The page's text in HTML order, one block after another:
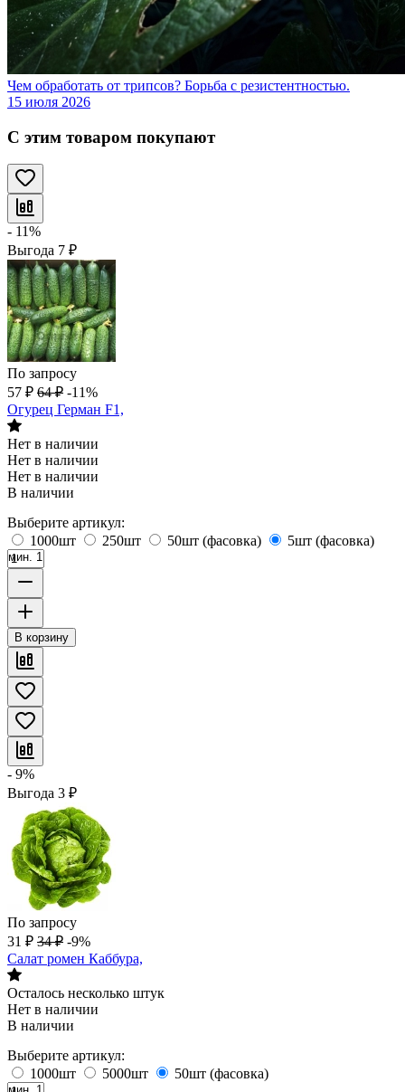
Чем обработать от трипсов? Борьба с резистентностью.
15 июля 2026
С этим товаром покупают
- 11%
Выгода 7 ₽
По запросу
57 ₽ 64 ₽ -11%
Огурец Герман F1,
Нет в наличии
Нет в наличии
Нет в наличии
В наличии
Выберите артикул:
1000шт
250шт 50шт (фасовка) 5шт (фасовка)
мин. 1
В корзину
- 9%
Выгода 3 ₽
По запросу
31 ₽ 34 ₽ -9%
Салат ромен Каббура,
Осталось несколько штук
Нет в наличии
В наличии
Выберите артикул:
1000шт
5000шт 50шт (фасовка)